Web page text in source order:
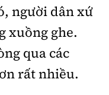
không có sự
người dân xứ
xuồng ghe.
qua các
rất nhiều.